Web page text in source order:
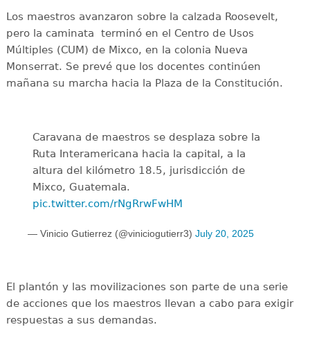
Los maestros avanzaron sobre la calzada Roosevelt,
pero la caminata terminó en el Centro de Usos
Múltiples (CUM) de Mixco, en la colonia Nueva
Monserrat. Se prevé que los docentes continúen
mañana su marcha hacia la Plaza de la Constitución.
Caravana de maestros se desplaza sobre la
Ruta Interamericana hacia la capital, a la
altura del kilómetro 18.5, jurisdicción de
Mixco, Guatemala.
pic.twitter.com/rNgRrwFwHM
— Vinicio Gutierrez (@viniciogutierr3) July 20, 2025
El plantón y las movilizaciones son parte de una serie
de acciones que los maestros llevan a cabo para exigir
respuestas a sus demandas.